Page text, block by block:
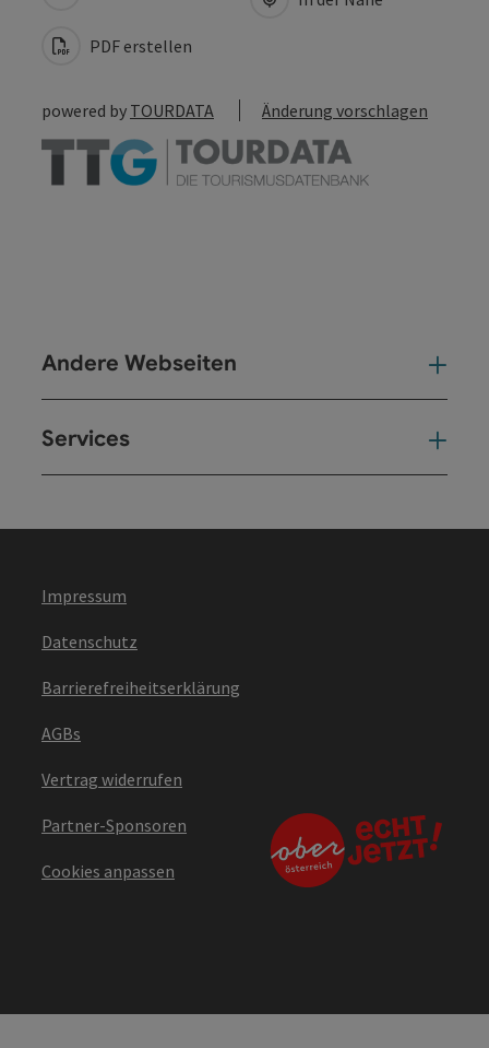
PDF erstellen
powered by TOURDATA Änderung vorschlagen
Andere Webseiten
Services
Impressum
Datenschutz
Barrierefreiheitserklärung
AGBs
Vertrag widerrufen
Partner-Sponsoren
Cookies anpassen